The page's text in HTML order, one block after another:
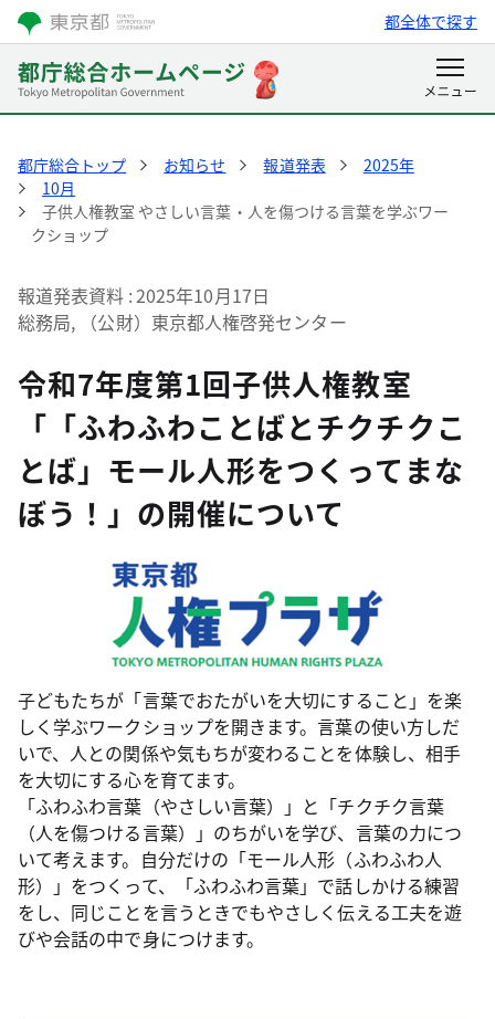
都全体で探す
都庁総合トップ お知らせ 報道発表
2025年
10月
子供人権教室 やさしい言葉・人を傷つける言葉を学ぶワー
クショップ
報道発表資料 2025年10月17日
総務局, （公財）東京都人権啓発センター
令和7年度第1回子供人権教室
「「ふわふわことばとチクチクこ
とば」モール人形をつくってまな
ぼう！」の開催について
子どもたちが「言葉でおたがいを大切にすること」を楽
しく学ぶワークショップを開きます。言葉の使い方しだ
いで、人との関係や気もちが変わることを体験し、相手
を大切にする心を育てます。
「ふわふわ言葉（やさしい言葉）」と「チクチク言葉
（人を傷つける言葉）」のちがいを学び、言葉の力につ
いて考えます。自分だけの「モール人形（ふわふわ人
形）」をつくって、「ふわふわ言葉」で話しかける練習
をし、同じことを言うときでもやさしく伝える工夫を遊
びや会話の中で身につけます。